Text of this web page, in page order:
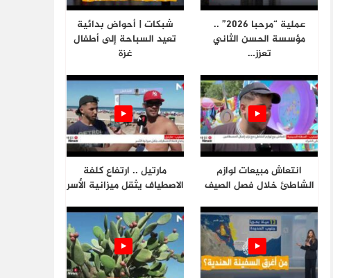
عملية “مرحبا 2026” ..
مؤسسة الحسن الثاني
تعزز…
شبكات | أحواض بدائية
تعيد السباحة إلى أطفال
غزة
انتعاش مبيعات لوازم
الشاطئ خلال فصل الصيف
مارتيل .. ارتفاع كلفة
الاصطياف يثقل ميزانية الأسر